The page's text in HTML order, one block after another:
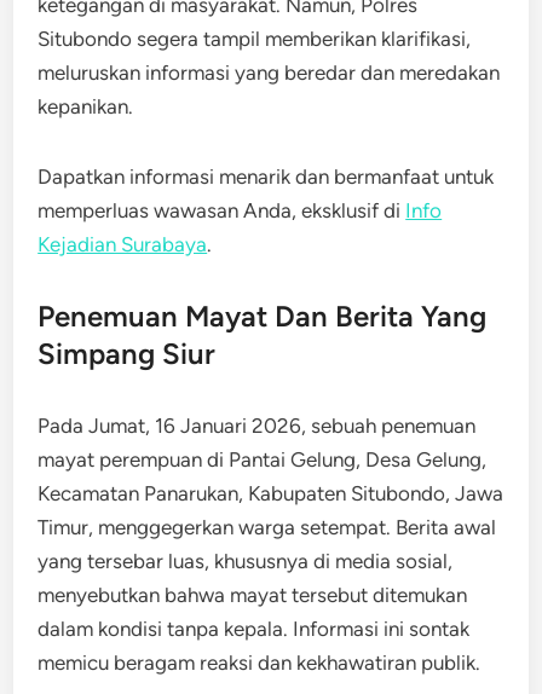
ketegangan di masyarakat. Namun, Polres
Situbondo segera tampil memberikan klarifikasi,
meluruskan informasi yang beredar dan meredakan
kepanikan.
Dapatkan informasi menarik dan bermanfaat untuk
memperluas wawasan Anda, eksklusif di Info
Kejadian Surabaya.
Penemuan Mayat Dan Berita Yang
Simpang Siur
Pada Jumat, 16 Januari 2026, sebuah penemuan
mayat perempuan di Pantai Gelung, Desa Gelung,
Kecamatan Panarukan, Kabupaten Situbondo, Jawa
Timur, menggegerkan warga setempat. Berita awal
yang tersebar luas, khususnya di media sosial,
menyebutkan bahwa mayat tersebut ditemukan
dalam kondisi tanpa kepala. Informasi ini sontak
memicu beragam reaksi dan kekhawatiran publik.